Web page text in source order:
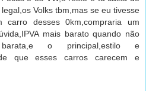
Volks tbm,mas se eu tivesse
desses 0km,compraria um
mais barato quando não
barata,e o principal,estilo e
de que esses carros carecem e